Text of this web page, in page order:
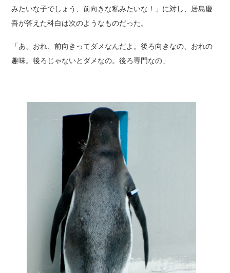
みたいな子でしょう、前向きな私みたいな！」に対し、居島慶
吾が答えた科白は次のようなものだった。
「あ、おれ、前向きってダメなんだよ。後ろ向きなの、おれの
趣味。後ろじゃないとダメなの。後ろ専門なの」